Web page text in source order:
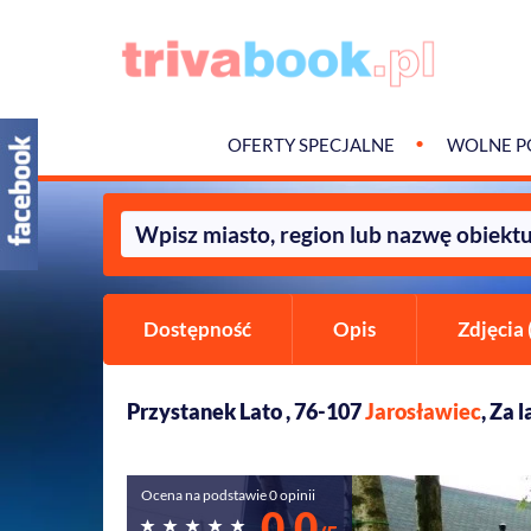
OFERTY SPECJALNE WOLNE
Dostępność Opis Zdjęcia
Przystanek Lato , 76-107Jarosławiec, Za
Ocena na podstawie 0 opinii